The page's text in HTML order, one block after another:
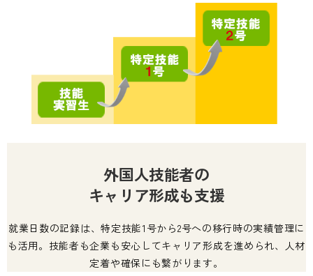
外国人技能者の
キャリア形成も支援
就業日数の記録は、特定技能1号から2号への移行時の実績管理に
も活用。技能者も企業も安心してキャリア形成を進められ、人材
定着や確保にも繋がります。